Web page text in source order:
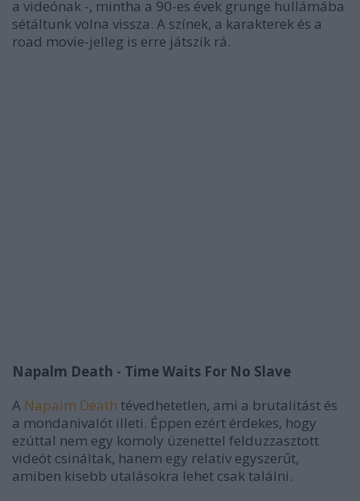
a videónak -, mintha a 90-es évek grunge hullámába
sétáltunk volna vissza. A színek, a karakterek és a
road movie-jelleg is erre játszik rá.
Napalm Death - Time Waits For No Slave
A Napalm Death tévedhetetlen, ami a brutalitást és
a mondanivalót illeti. Éppen ezért érdekes, hogy
ezúttal nem egy komoly üzenettel felduzzasztott
videót csináltak, hanem egy relatív egyszerűt,
amiben kisebb utalásokra lehet csak találni.